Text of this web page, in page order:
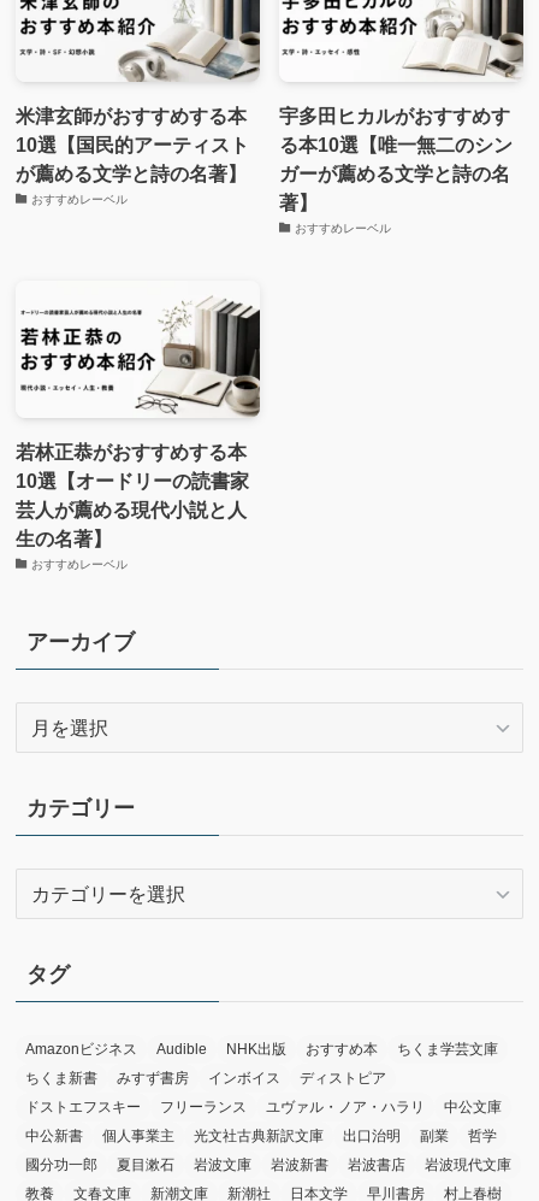
米津玄師がおすすめする本
10選【国民的アーティスト
が薦める文学と詩の名著】
おすすめレーベル
宇多田ヒカルがおすすめす
る本10選【唯一無二のシン
ガーが薦める文学と詩の名
著】
おすすめレーベル
若林正恭がおすすめする本
10選【オードリーの読書家
芸人が薦める現代小説と人
生の名著】
おすすめレーベル
アーカイブ
イ
ブ
カテゴリー
リ
ー
タグ
Amazonビジネス Audible NHK出版 おすすめ本
ちくま学芸文庫
ちくま新書
みすず書房 インボイス
ディストピア
ドストエフスキー
フリーランス ユヴァル・ノア・ハラリ
中公文庫
中公新書
個人事業主 光文社古典新訳文庫 出口治明 副業
哲学
國分功一郎
夏目漱石 岩波文庫 岩波新書 岩波書店
岩波現代文庫
教養
文春文庫 新潮文庫 新潮社 日本文学 早川書房 村上春樹